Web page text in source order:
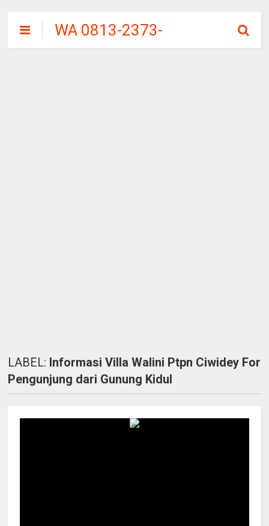
WA 0813-2373-
9973 | WALINI
LABEL: Informasi Villa Walini Ptpn Ciwidey For
Pengunjung dari Gunung Kidul